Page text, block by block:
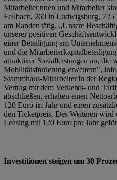
Mitarbeiterinnen und Mitarbeiter
Fellbach, 260 in Ludwigsburg, 725
am Randen tätig. „Unsere
unserer positiven
einer Beteiligung am
und die
attraktiver Sozialleistungen an, die
Mobilitätsförderung erweitern",
Stammhaus-Mitarbeiter in der
Vertrag mit dem Verkehrs- und
abschließen, erhalten einen
120 Euro im Jahr und einen
den Ticketpreis. Des Weiteren wird
Leasing mit 120 Euro pro Jahr
Investitionen steigen um 30